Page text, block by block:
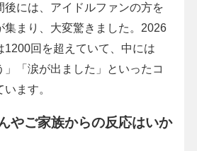
後には、アイドルファンの方を
集まり、大変驚きました。2026
1200回を超えていて、中には
」「涙が出ました」といったコ
ます。
やご家族からの反応はいか